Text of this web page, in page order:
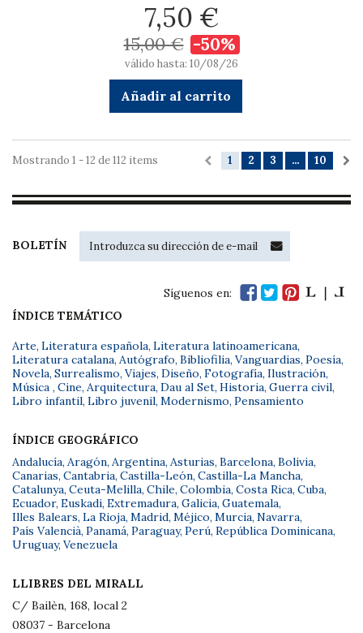
7,50 €
15,00 € -50%
válido hasta: 10/08/26
Añadir al carrito
1 2 3 ... 10
Mostrando 1 - 12 de 112 items
BOLETÍN
Síguenos en:
ÍNDICE TEMÁTICO
Arte, Literatura española, Literatura latinoamericana,
Literatura catalana, Autógrafo, Bibliofilia, Vanguardias, Poesía,
Novela, Surrealismo, Viajes, Diseño, Fotografía, Ilustración,
Música , Cine, Arquitectura, Dau al Set, Historia, Guerra civil,
Libro infantil, Libro juvenil, Modernismo, Pensamiento
ÍNDICE GEOGRÁFICO
Andalucía, Aragón, Argentina, Asturias, Barcelona, Bolivia,
Canarias, Cantabria, Castilla-León, Castilla-La Mancha,
Catalunya, Ceuta-Melilla, Chile, Colombia, Costa Rica, Cuba,
Ecuador, Euskadi, Extremadura, Galicia, Guatemala,
Illes Balears, La Rioja, Madrid, Méjico, Murcia, Navarra,
País Valencià, Panamá, Paraguay, Perú, República Dominicana,
Uruguay, Venezuela
LLIBRES DEL MIRALL
C/ Bailèn, 168, local 2
08037 - Barcelona